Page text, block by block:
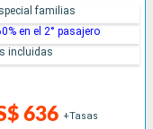
636 +Tasas
familias
en el 2° pasajero
incluidas